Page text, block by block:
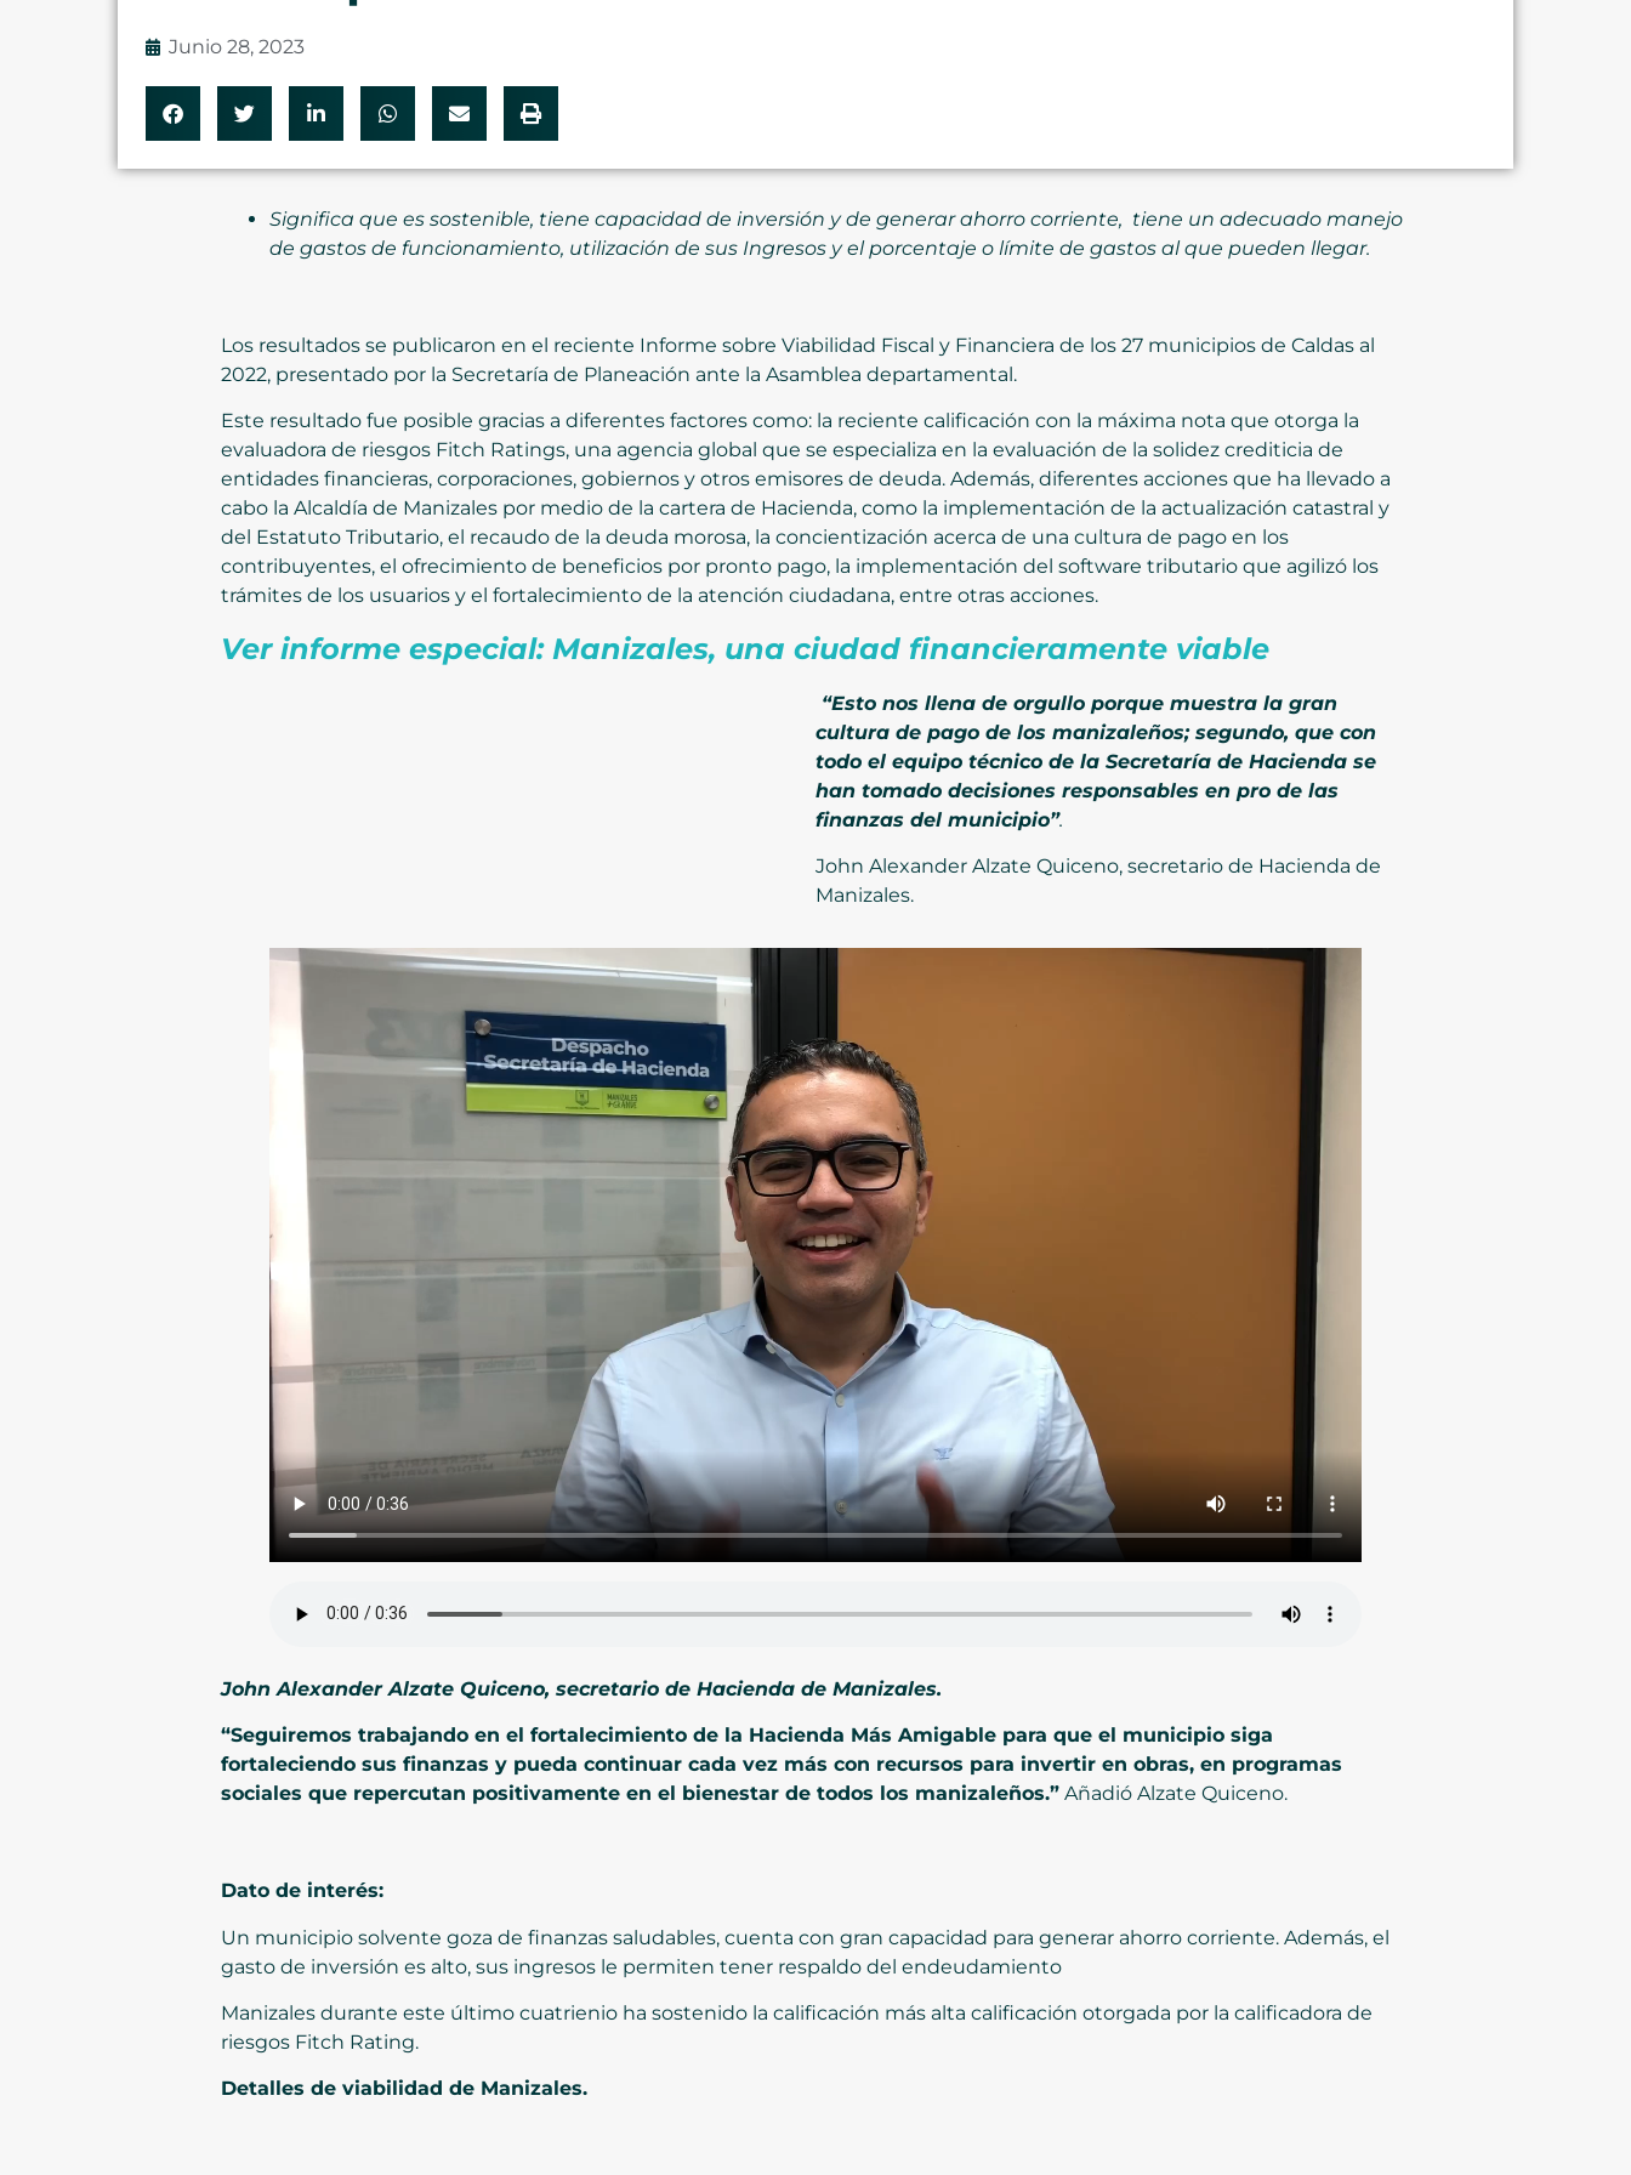
Junio 28, 2023
Significa que es sostenible, tiene capacidad de inversión y de generar ahorro corriente, tiene un adecuado manejo
de gastos de funcionamiento, utilización de sus Ingresos y el porcentaje o límite de gastos al que pueden llegar.
Los resultados se publicaron en el reciente Informe sobre Viabilidad Fiscal y Financiera de los 27 municipios de Caldas al
2022, presentado por la Secretaría de Planeación ante la Asamblea departamental.
Este resultado fue posible gracias a diferentes factores como: la reciente calificación con la máxima nota que otorga la
evaluadora de riesgos Fitch Ratings, una agencia global que se especializa en la evaluación de la solidez crediticia de
entidades financieras, corporaciones, gobiernos y otros emisores de deuda. Además, diferentes acciones que ha llevado a
cabo la Alcaldía de Manizales por medio de la cartera de Hacienda, como la implementación de la actualización catastral y
del Estatuto Tributario, el recaudo de la deuda morosa, la concientización acerca de una cultura de pago en los
contribuyentes, el ofrecimiento de beneficios por pronto pago, la implementación del software tributario que agilizó los
trámites de los usuarios y el fortalecimiento de la atención ciudadana, entre otras acciones.
Ver informe especial: Manizales, una ciudad financieramente viable
“Esto nos llena de orgullo porque muestra la gran
cultura de pago de los manizaleños; segundo, que con
todo el equipo técnico de la Secretaría de Hacienda se
han tomado decisiones responsables en pro de las
finanzas del municipio”.
John Alexander Alzate Quiceno, secretario de Hacienda de
Manizales.
John Alexander Alzate Quiceno, secretario de Hacienda de Manizales.
“Seguiremos trabajando en el fortalecimiento de la Hacienda Más Amigable para que el municipio siga
fortaleciendo sus finanzas y pueda continuar cada vez más con recursos para invertir en obras, en programas
sociales que repercutan positivamente en el bienestar de todos los manizaleños.” Añadió Alzate Quiceno.
Dato de interés:
Un municipio solvente goza de finanzas saludables, cuenta con gran capacidad para generar ahorro corriente. Además, el
gasto de inversión es alto, sus ingresos le permiten tener respaldo del endeudamiento
Manizales durante este último cuatrienio ha sostenido la calificación más alta calificación otorgada por la calificadora de
riesgos Fitch Rating.
Detalles de viabilidad de Manizales.